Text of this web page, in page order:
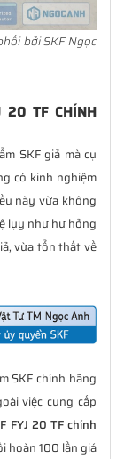
bởi SKF Ngọc
20 TF CHÍNH
SKF giả mà cụ
có kinh nghiệm
này vừa không
lụy như hư hỏng
vừa tổn thất về
SKF chính hãng
việc cung cấp
FYJ 20 TF chính
hoàn 100 lần giá